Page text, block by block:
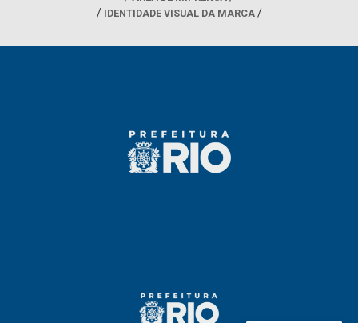
IDENTIDADE VISUAL DA MARCA